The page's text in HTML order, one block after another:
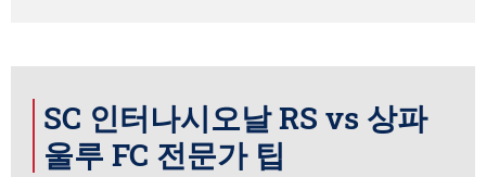
SC 인터나시오날 RS vs 상파
울루 FC 전문가 팁